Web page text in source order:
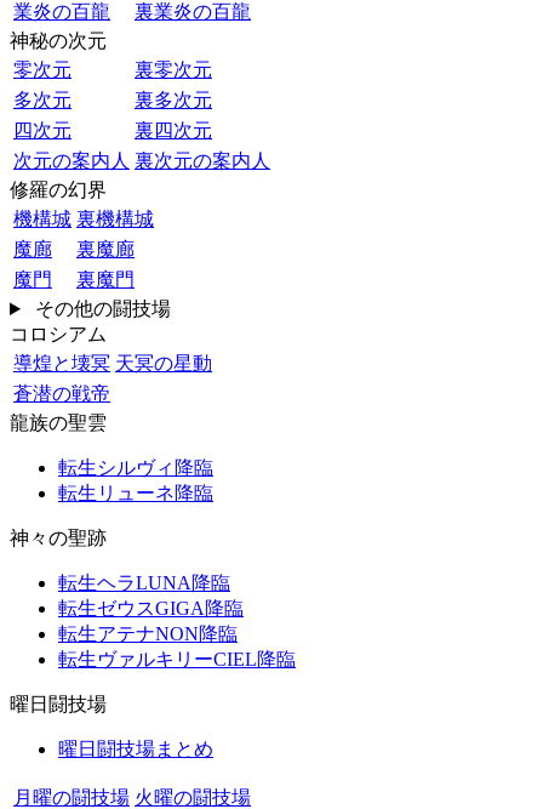
業炎の百龍
裏業炎の百龍
神秘の次元
零次元
裏零次元
多次元
裏多次元
四次元
裏四次元
次元の案内人 裏次元の案内人
修羅の幻界
機構城 裏機構城
魔廊
裏魔廊
魔門
裏魔門
その他の闘技場
コロシアム
導煌と壊冥 天冥の星動
蒼潜の戦帝
龍族の聖雲
転生シルヴィ降臨
転生リューネ降臨
神々の聖跡
転生ヘラLUNA降臨
転生ゼウスGIGA降臨
転生アテナNON降臨
転生ヴァルキリーCIEL降臨
曜日闘技場
曜日闘技場まとめ
月曜の闘技場 火曜の闘技場